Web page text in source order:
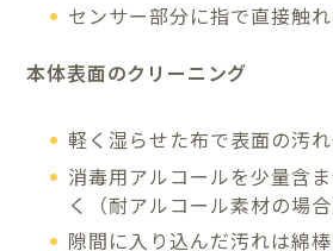
センサー部分に指で直接触
本体表面のクリーニング
軽く湿らせた布で表面の汚
消毒用アルコールを少量含
く（耐アルコール素材の場合
隙間に入り込んだ汚れは綿